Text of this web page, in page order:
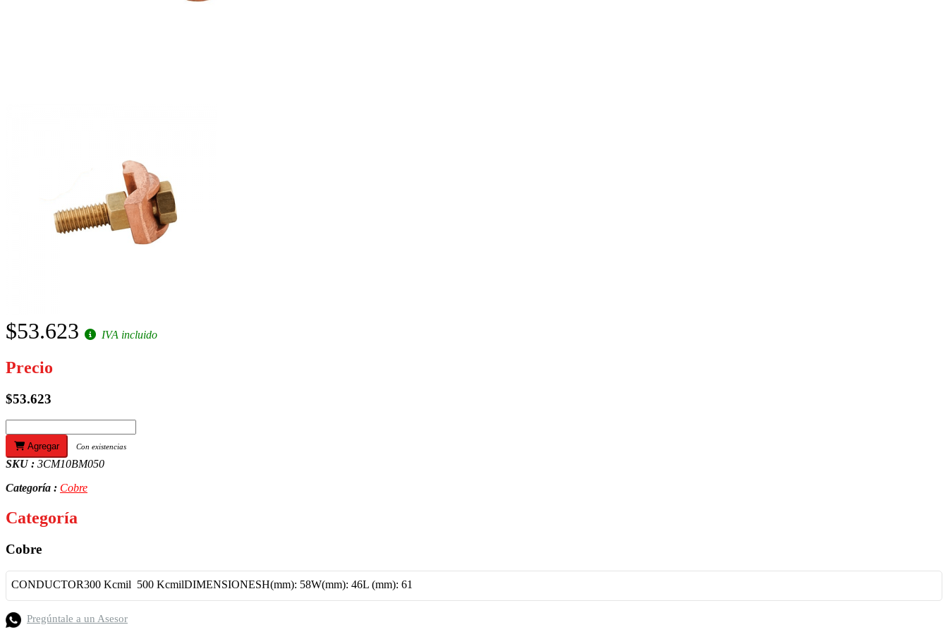
$53.623 IVA incluido
Precio
$53.623
Agregar Con existencias
SKU : 3CM10BM050
Categoría : Cobre
Categoría
Cobre
CONDUCTOR300 Kcmil  500 KcmilDIMENSIONESH(mm): 58W(mm): 46L (mm): 61
Pregúntale a un Asesor